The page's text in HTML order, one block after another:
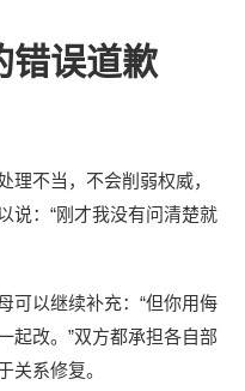
错误道歉
理不当，不会削弱权威，
说：“刚才我没有问清楚就
可以继续补充：“但你用侮
起改。”双方都承担各自部
关系修复。